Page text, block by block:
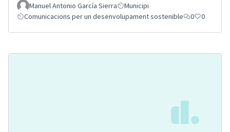
Manuel Antonio García Sierra
Municipi
Comunicacions per un desenvolupament sostenible
0 0